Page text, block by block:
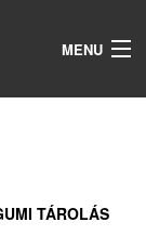
MENU
TÁROLÁS